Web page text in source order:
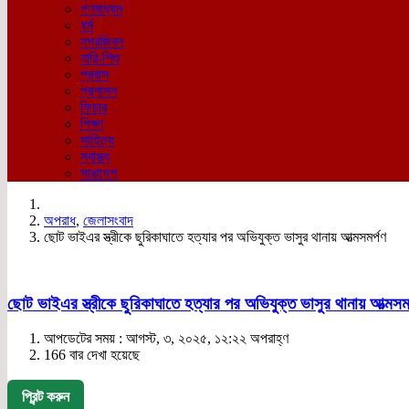
গণমাধ্যম
ধর্ম
নগরজিবন
নারি-শিশু
প্রবাস
প্রশাসন
ফিচার
শিক্ষা
সাহিত্য
স্বাস্থ্য
সারাদেশ
অপরাধ, জেলাসংবাদ
ছোট ভাইএর স্ত্রীকে ছুরিকাঘাতে হত্যার পর অভিযুক্ত ভাসুর থানায় আত্মসমর্পণ
ছোট ভাইএর স্ত্রীকে ছুরিকাঘাতে হত্যার পর অভিযুক্ত ভাসুর থানায়
আপডেটের সময় : আগস্ট, ৩, ২০২৫, ১২:২২ অপরাহ্ণ
166 বার দেখা হয়েছে
প্রিন্ট করুন